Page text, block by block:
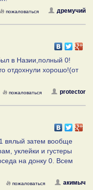
дремучий
пожаловаться
в Назии,полный 0!
отдохнули хорошо!(от
protector
пожаловаться
вялый затем вообще
уклейки и густеры
на донку 0. Всем
акимыч
пожаловаться